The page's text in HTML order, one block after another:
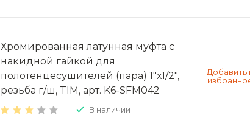
Хромированная латунная муфта с
накидной гайкой для
полотенцесушителей (пара) 1"х1/2",
резьба г/ш, TIM, арт. K6-SFM042
В наличии